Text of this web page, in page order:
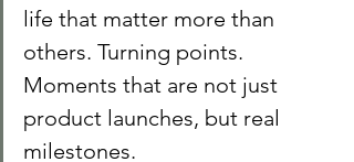
life that matter more than
others. Turning points.
Moments that are not just
product launches, but real
milestones.